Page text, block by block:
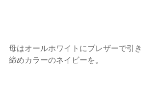
母はオールホワイトにブレザーで引き
締めカラーのネイビーを。